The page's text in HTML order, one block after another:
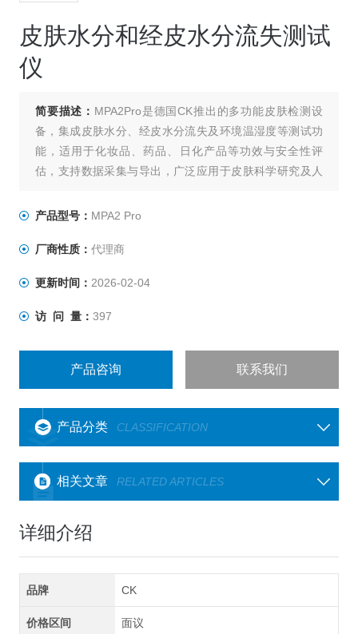
皮肤水分和经皮水分流失测试
仪
简要描述： MPA2Pro是德国CK推出的多功能皮肤检测设
备，集成皮肤水分、经皮水分流失及环境温湿度等测试功
能，适用于化妆品、药品、日化产品等功效与安全性评
估，支持数据采集与导出，广泛应用于皮肤科学研究及人
产品型号： MPA2 Pro
厂商性质： 代理商
更新时间： 2026-02-04
访 问 量： 397
产品咨询 联系我们
产品分类 CLASSIFICATION
相关文章 RELATED ARTICLES
详细介绍
品牌 CK
价格区间 面议